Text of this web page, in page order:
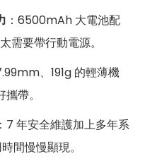
：6500mAh 大電池配
需要帶行動電源。
、191g 的輕薄機
帶。
：7 年安全維護加上多年系
間慢慢顯現。